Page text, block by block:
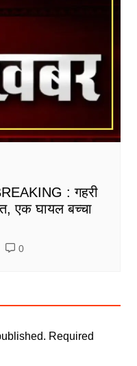
: गहरी
एक घायल बच्चा
0
Required